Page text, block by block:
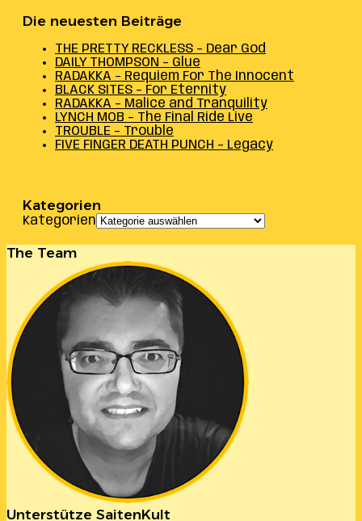
Die neuesten Beiträge
THE PRETTY RECKLESS – Dear God
DAILY THOMPSON – Glue
RADAKKA – Requiem For The Innocent
BLACK SITES – For Eternity
RADAKKA – Malice and Tranquility
LYNCH MOB – The Final Ride Live
TROUBLE – Trouble
FIVE FINGER DEATH PUNCH – Legacy
Kategorien
Kategorien
The Team
Unterstütze SaitenKult